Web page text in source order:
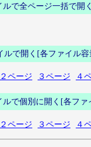
ルで全ページ一括で開
ルで開く[各ファイル容
２ページ ３ページ ４
ルで個別に開く[各ファ
２ページ ３ページ ４